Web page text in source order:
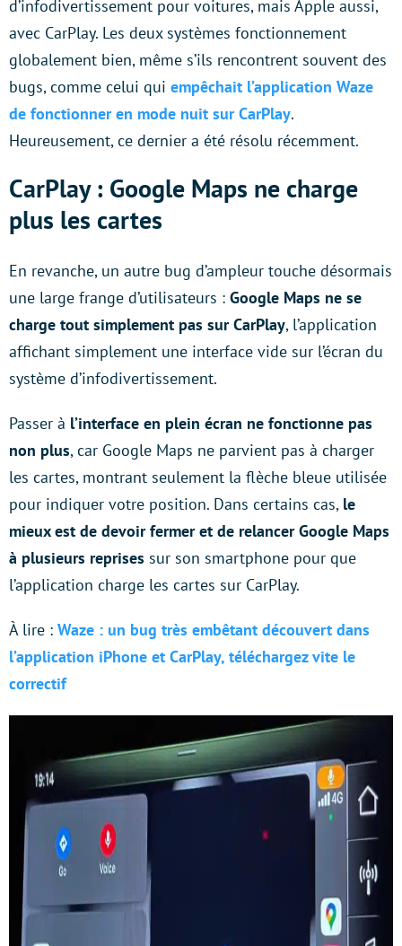
d’infodivertissement pour voitures, mais Apple aussi,
avec CarPlay. Les deux systèmes fonctionnement
globalement bien, même s’ils rencontrent souvent des
bugs, comme celui qui empêchait l’application Waze
de fonctionner en mode nuit sur CarPlay.
Heureusement, ce dernier a été résolu récemment.
CarPlay : Google Maps ne charge
plus les cartes
En revanche, un autre bug d’ampleur touche désormais
une large frange d’utilisateurs : Google Maps ne se
charge tout simplement pas sur CarPlay, l’application
affichant simplement une interface vide sur l’écran du
système d’infodivertissement.
Passer à l’interface en plein écran ne fonctionne pas
non plus, car Google Maps ne parvient pas à charger
les cartes, montrant seulement la flèche bleue utilisée
pour indiquer votre position. Dans certains cas, le
mieux est de devoir fermer et de relancer Google Maps
à plusieurs reprises sur son smartphone pour que
l’application charge les cartes sur CarPlay.
À lire : Waze : un bug très embêtant découvert dans
l’application iPhone et CarPlay, téléchargez vite le
correctif